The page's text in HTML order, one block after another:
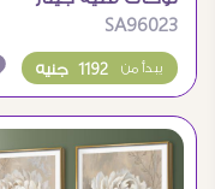
وساكسفون بتصميم
مودرن تجريدي
SA96023
1192 جنيه يبدأ من